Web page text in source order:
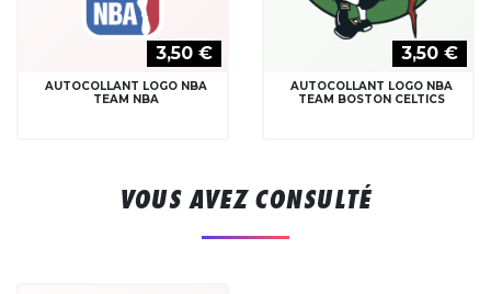
3,50 €
AUTOCOLLANT LOGO NBA
TEAM NBA
3,50 €
AUTOCOLLANT LOGO NBA
TEAM BOSTON CELTICS
VOUS AVEZ CONSULTÉ